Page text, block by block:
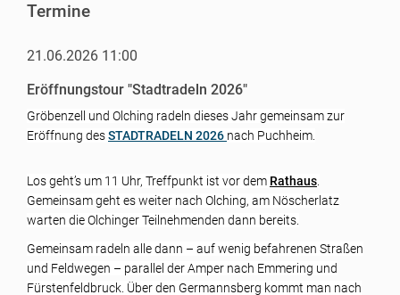
Termine
21.06.2026 11:00
Eröffnungstour "Stadtradeln 2026"
Gröbenzell und Olching radeln dieses Jahr gemeinsam zur
Eröffnung desSTADTRADELN 2026 nach Puchheim.
Los geht’s um 11 Uhr, Treffpunkt ist vor dem Rathaus
Gemeinsam geht es weiter nach Olching, am Nöscherlatz
warten die Olchinger Teilnehmenden dann bereits.
Gemeinsam radeln alle dann – auf wenig befahrenen Straßen
und Feldwegen – parallel der Amper nach Emmering und
Fürstenfeldbruck. Über den Germannsberg kommt man nach